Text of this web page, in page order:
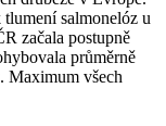
salmonelóz u
začala postupně
průměrně
Maximum všech